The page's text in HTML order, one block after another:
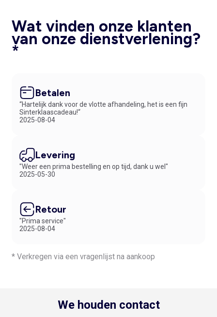
Wat vinden onze klanten
van onze dienstverlening?
*
Betalen
“Hartelijk dank voor de vlotte afhandeling, het is een fijn
Sinterklaascadeau!“
2025-08-04
Levering
"Weer een prima bestelling en op tijd, dank u wel"
2025-05-30
Retour
"Prima service"
2025-08-04
* Verkregen via een vragenlijst na aankoop
We houden contact